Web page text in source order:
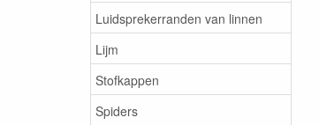
Luidsprekerranden van linnen
Lijm
Stofkappen
Spiders